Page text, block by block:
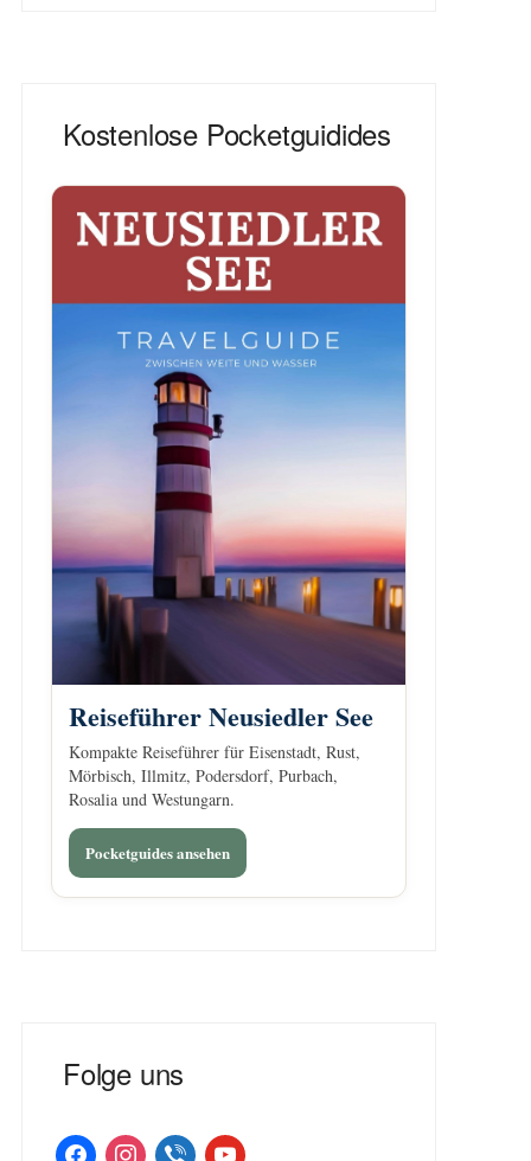
Kostenlose Pocketguidides
Reiseführer Neusiedler See
Kompakte Reiseführer für Eisenstadt, Rust,
Mörbisch, Illmitz, Podersdorf, Purbach,
Rosalia und Westungarn.
Pocketguides ansehen
Folge uns
facebookinstagramviber youtube